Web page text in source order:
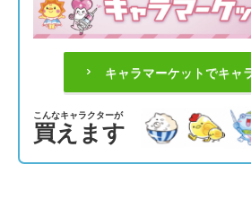
キャラマーケットでキャ
こんなキャラクターが
買えます